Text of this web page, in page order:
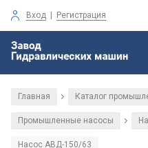
Вход | Регистрация
Главная / Каталог
Промышленные насосы /
Насос АВД-150/63